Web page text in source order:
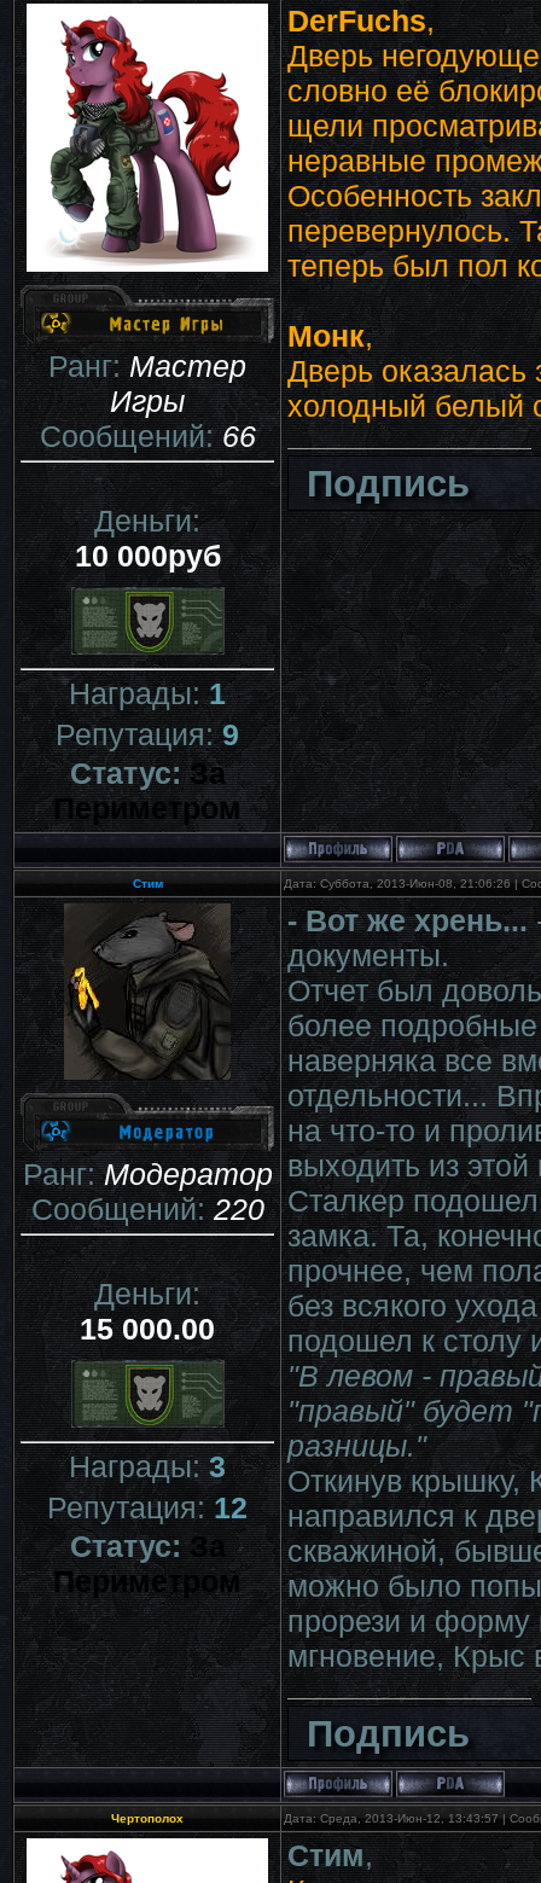
Ранг:Мастер
Игры
Сообщений:66
Деньги:
10 000руб
Награды:1
Репутация:9
Статус:За
Периметром
DerFuchs,
Дверь
словно её
щели
неравные
Особенность
перевернулось.
теперь был пол
Монк,
Дверь оказалась
холодный белый
Подпись
Стим Дата: Суббота, 2013-Июн-08, 21:06:26 |
Ранг:Модератор
Сообщений:220
Деньги:
15 000.00
Награды:3
Репутация: 12
Статус:За
Периметром
- Вот же хрень...
документы.
Отчет был
более
наверняка все
отдельности...
на что-то и
выходить из
Сталкер
замка. Та,
прочнее, чем
без всякого
подошел к столу
"В левом -
"правый" будет
разницы."
Откинув крышку,
направился к
скважиной,
можно было
прорези и
мгновение, Крыс
Подпись
Чертополох Дата: Среда, 2013-Июн-12, 13:43:57 |
Стим,